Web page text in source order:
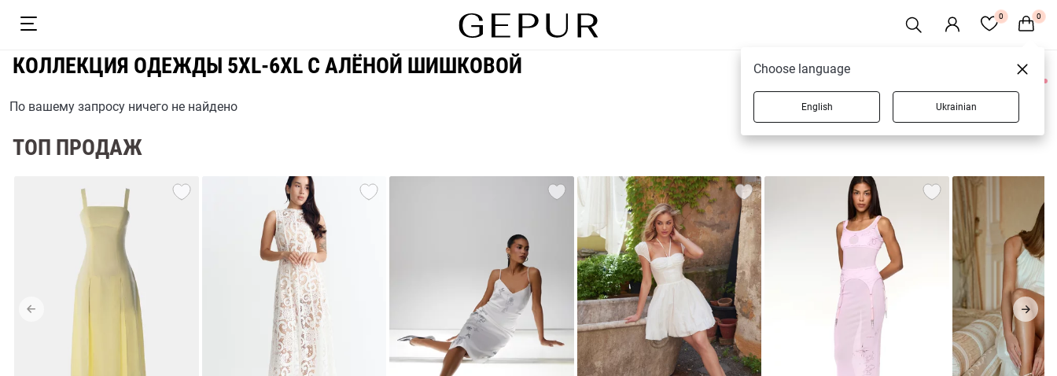
0 0
КОЛЛЕКЦИЯ ОДЕЖДЫ 5XL-6XL С АЛЁНОЙ ШИШКОВОЙ
0 товаров
По вашему запросу ничего не найдено
ТОП ПРОДАЖ
Choose language
English Ukrainian